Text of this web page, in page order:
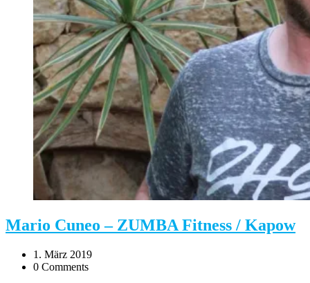
Mario Cuneo – ZUMBA Fitness / Kapow
1. März 2019
0 Comments